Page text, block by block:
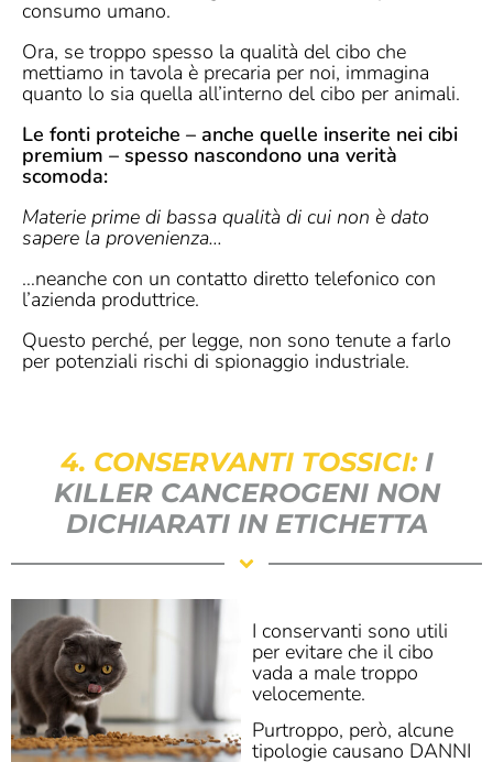
consumo umano.
Ora, se troppo spesso la qualità del cibo che
mettiamo in tavola è precaria per noi, immagina
quanto lo sia quella all’interno del cibo per animali.
Le fonti proteiche – anche quelle inserite nei cibi
premium – spesso nascondono una verità
scomoda:
Materie prime di bassa qualità di cui non è dato
sapere la provenienza…
…neanche con un contatto diretto telefonico con
l’azienda produttrice.
Questo perché, per legge, non sono tenute a farlo
per potenziali rischi di spionaggio industriale.
4. CONSERVANTI TOSSICI:I
KILLER CANCEROGENI NON
DICHIARATI IN ETICHETTA
I conservanti sono utili
per evitare che il cibo
vada a male troppo
velocemente.
Purtroppo, però, alcune
tipologie causano DANNI